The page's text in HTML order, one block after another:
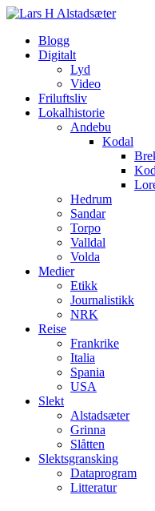
Blogg
Digitalt
Lyd
Video
Friluftsliv
Lokalhistorie
Andebu
Kodal
Hedrum
Sandar
Torpo
Valldal
Volda
Medier
Etikk
Journalistikk
NRK
Reise
Frankrike
Italia
Spania
USA
Slekt
Alstadsæter
Grinna
Slåtten
Slektsgransking
Dataprogram
Litteratur